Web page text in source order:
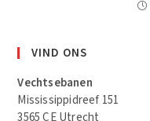
VIND ONS
Vechtsebanen
Mississippidreef 151
3565 CE Utrecht